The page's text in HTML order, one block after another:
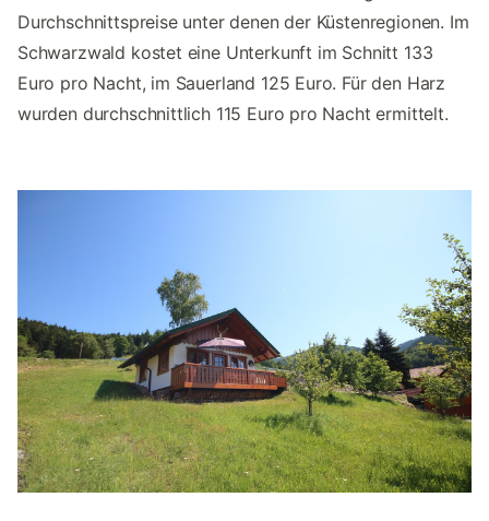
Durchschnittspreise unter denen der Küstenregionen. Im
Schwarzwald kostet eine Unterkunft im Schnitt 133
Euro pro Nacht, im Sauerland 125 Euro. Für den Harz
wurden durchschnittlich 115 Euro pro Nacht ermittelt.